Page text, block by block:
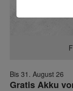
Bis 31. August 26
Gratis Akku